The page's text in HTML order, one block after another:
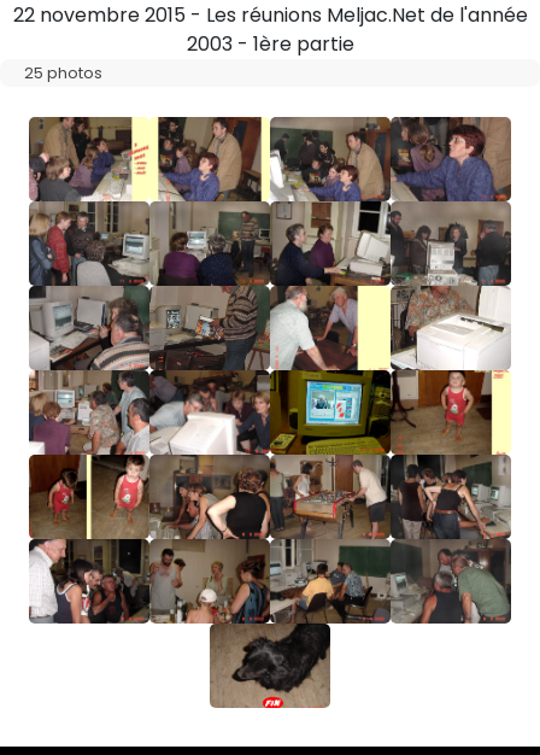
22 novembre 2015 - Les réunions Meljac.Net de l'année
2003 - 1ère partie
25 photos